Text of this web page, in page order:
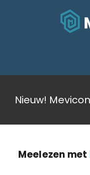
HOME
DIENSTEN
OVER MEVICON
PROJECTEN
Nieuw!
Meelezen met